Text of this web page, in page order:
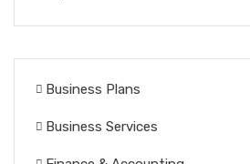
Business Plans
Business Services